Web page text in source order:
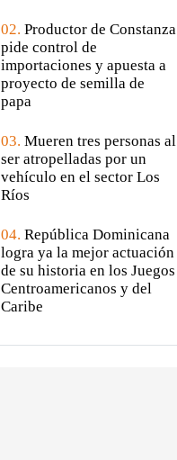
02. Productor de Constanza
pide control de
importaciones y apuesta a
proyecto de semilla de
papa
03. Mueren tres personas al
ser atropelladas por un
vehículo en el sector Los
Ríos
04. República Dominicana
logra ya la mejor actuación
de su historia en los Juegos
Centroamericanos y del
Caribe